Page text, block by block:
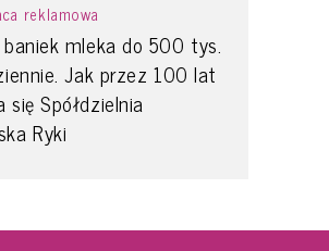
reklamowa
mleka do 500 tys.
Jak przez 100 lat
się Spółdzielnia
Ryki